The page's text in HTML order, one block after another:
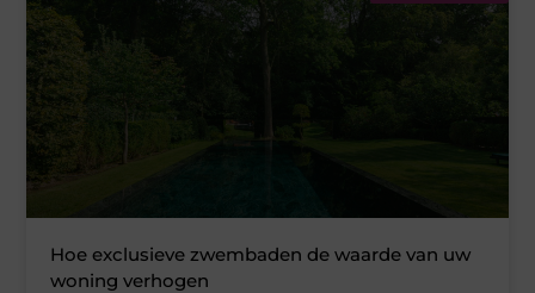
Hoe exclusieve zwembaden de waarde van uw
woning verhogen